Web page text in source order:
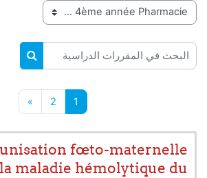
تصنيفات المقررات
البحث في المقررات الدراسية
البحث
1صفحة 1
2 صفحة 2
»
fœto-maternelle
maladie hémolytique du